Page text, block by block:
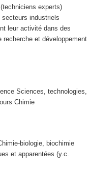
experts)
industriels
leur activité dans des
et développement
Sciences, technologies,
Chimie
biologie, biochimie
et apparentées (y.c.